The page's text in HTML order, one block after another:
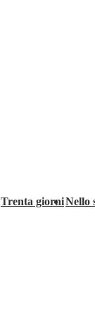
Trenta giorniNello